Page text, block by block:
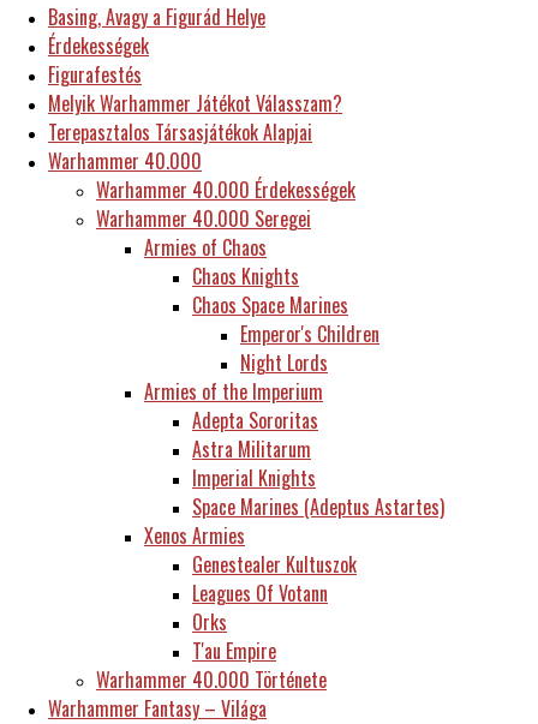
Basing, Avagy a Figurád Helye
Érdekességek
Figurafestés
Melyik Warhammer Játékot Válasszam?
Terepasztalos Társasjátékok Alapjai
Warhammer 40.000
Warhammer 40.000 Érdekességek
Warhammer 40.000 Seregei
Armies of Chaos
Chaos Knights
Chaos Space Marines
Emperor's Children
Night Lords
Armies of the Imperium
Adepta Sororitas
Astra Militarum
Imperial Knights
Space Marines (Adeptus Astartes)
Xenos Armies
Genestealer Kultuszok
Leagues Of Votann
Orks
T'au Empire
Warhammer 40.000 Története
Warhammer Fantasy – Világa